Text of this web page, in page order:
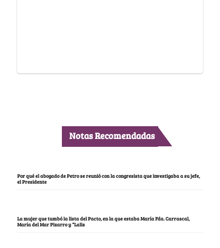
Notas Recomendadas
Por qué el abogado de Petro se reunió con la congresista que investigaba a su jefe,
el Presidente
La mujer que tumbó la lista del Pacto, en la que estaba María Fda. Carrascal,
María del Mar Pizarro y “Lalis